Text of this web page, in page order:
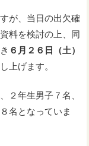
が、当日の出欠確
料を検討の上、同
６月２６日（土）
上げます。
２年生男子７名、
名となっていま